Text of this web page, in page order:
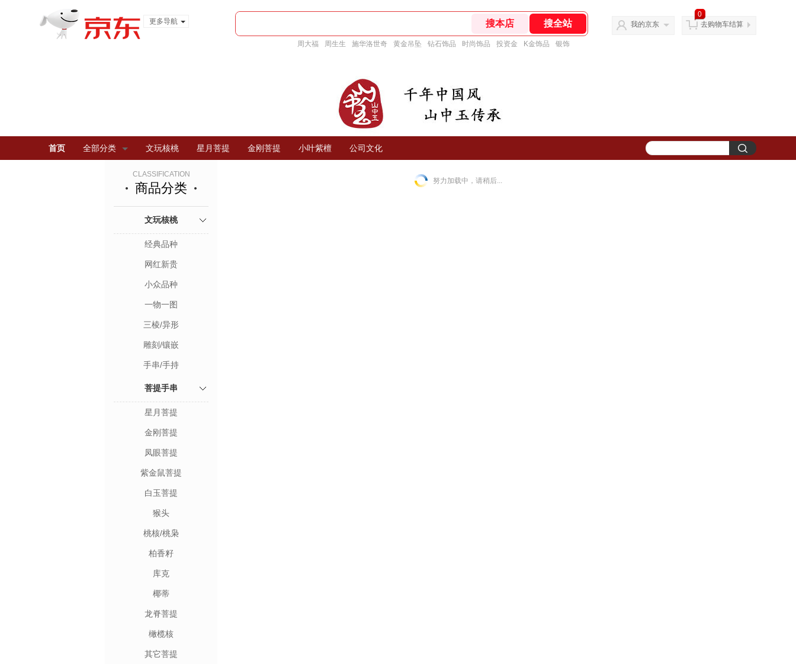
更多导航
周大福 周生生 施华洛世奇 黄金吊坠 钻石饰品 时尚饰品 投资金 K金饰品 银饰
我的京东
0
去购物车结算
首页 全部分类 文玩核桃 星月菩提 金刚菩提 小叶紫檀 公司文化
CLASSIFICATION
商品分类
文玩核桃
经典品种
网红新贵
小众品种
一物一图
三棱/异形
雕刻/镶嵌
手串/手持
菩提手串
星月菩提
金刚菩提
凤眼菩提
紫金鼠菩提
白玉菩提
猴头
桃核/桃枭
柏香籽
库克
椰蒂
龙脊菩提
橄榄核
其它菩提
努力加载中，请稍后...